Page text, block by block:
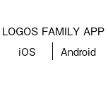
LOGOS FAMILY APP
iOS Android